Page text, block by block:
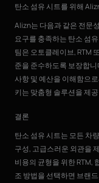
탄소 섬유 시트를 위해
Alizn는 다음과 같은 전문
요구를 충족하는 탄소 섬
팀은 오토클레이브, RTM
준을 준수하도록 보장합
사항 및 예산을 이해함으
키는 맞춤형 솔루션을 제
결론
탄소 섬유 시트는 모든 차
구성, 고급스러운 외관을
비용의 균형을 위한 RTM,
조 방법을 선택하면 브랜